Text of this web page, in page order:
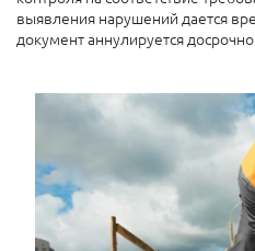
выявления нарушений дается
документ аннулируется